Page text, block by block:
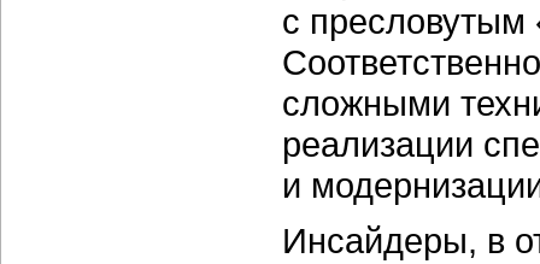
с пресловутым
сложными
реализации
и
Инсайдеры, в